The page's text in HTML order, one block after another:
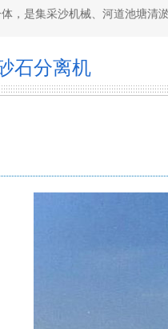
机械、河道池塘清淤、盐湖
石分离机